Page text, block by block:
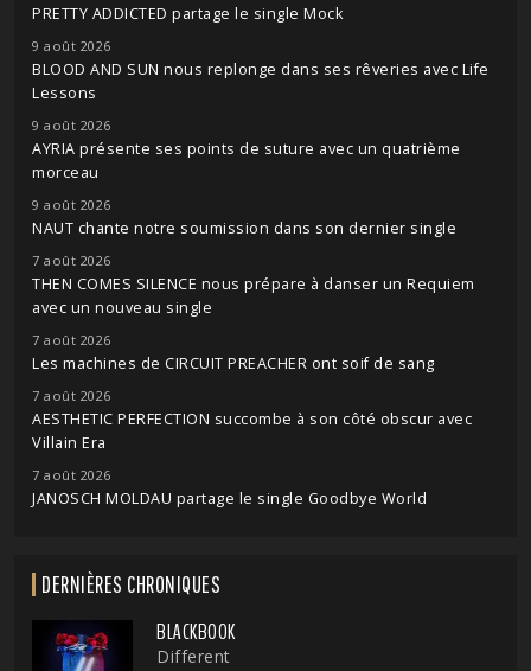
PRETTY ADDICTED partage le single Mock
9 août 2026
BLOOD AND SUN nous replonge dans ses rêveries avec Life
Lessons
9 août 2026
AYRIA présente ses points de suture avec un quatrième
morceau
9 août 2026
NAUT chante notre soumission dans son dernier single
7 août 2026
THEN COMES SILENCE nous prépare à danser un Requiem
avec un nouveau single
7 août 2026
Les machines de CIRCUIT PREACHER ont soif de sang
7 août 2026
AESTHETIC PERFECTION succombe à son côté obscur avec
Villain Era
7 août 2026
JANOSCH MOLDAU partage le single Goodbye World
DERNIÈRES CHRONIQUES
BLACKBOOK
Different